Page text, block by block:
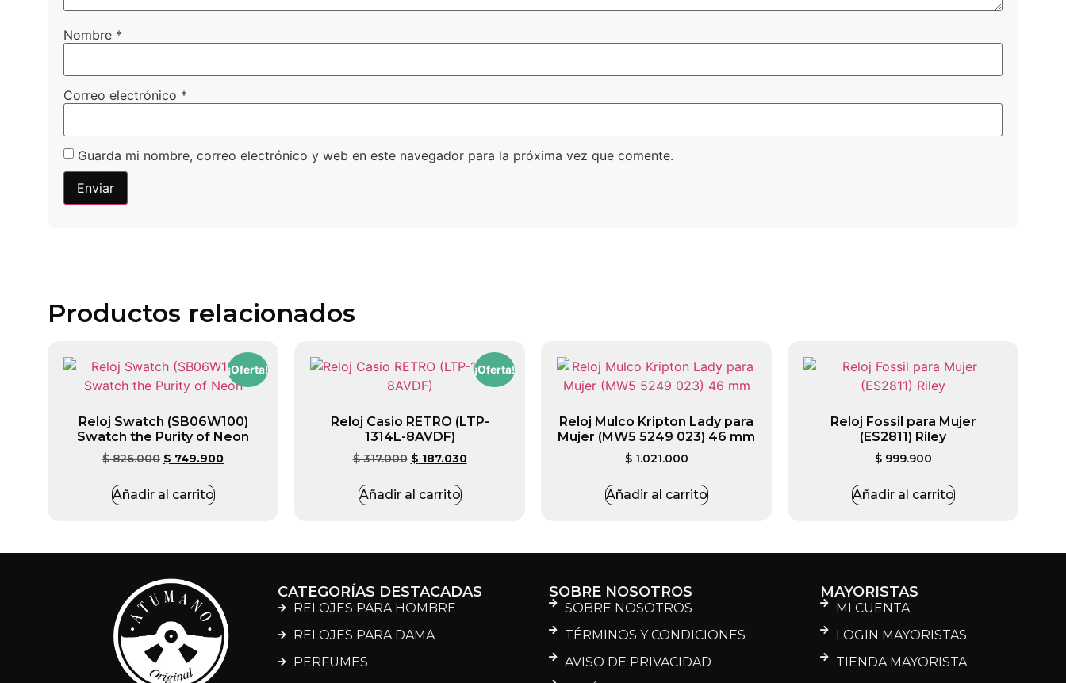
Nombre *
Correo electrónico *
Guarda mi nombre, correo electrónico y web en este navegador para la próxima vez que comente.
Productos relacionados
¡Oferta!
Reloj Swatch (SB06W100)
Swatch the Purity of Neon
$826.000 $ 749.900
Añadir al carrito
¡Oferta!
Reloj Casio RETRO (LTP-
1314L-8AVDF)
$317.000 $ 187.030
Añadir al carrito
Reloj Mulco Kripton Lady para
Mujer (MW5 5249 023) 46 mm
$1.021.000
Añadir al carrito
Reloj Fossil para Mujer
(ES2811) Riley
$999.900
Añadir al carrito
CATEGORÍAS DESTACADAS
RELOJES PARA HOMBRE
RELOJES PARA DAMA
PERFUMES
SOBRE NOSOTROS
SOBRE NOSOTROS
TÉRMINOS Y CONDICIONES
AVISO DE PRIVACIDAD
MAYORISTAS
MI CUENTA
LOGIN MAYORISTAS
TIENDA MAYORISTA